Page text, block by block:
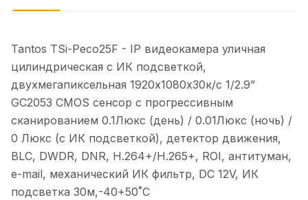
Tantos TSi-Peco25F - IP видеокамера уличная
цилиндрическая с ИК подсветкой,
двухмегапиксельная 1920х1080х30к/с 1/2.9”
GC2053 CMOS сенсор c прогрессивным
сканированием 0.1Люкс (день) / 0.01Люкс (ночь) /
0 Люкс (с ИК подсветкой), детектор движения,
BLC, DWDR, DNR, Н.264+/H.265+, ROI, антитуман,
e-mail, механический ИК фильтр, DC 12V, ИК
подсветка 30м,-40+50˚C